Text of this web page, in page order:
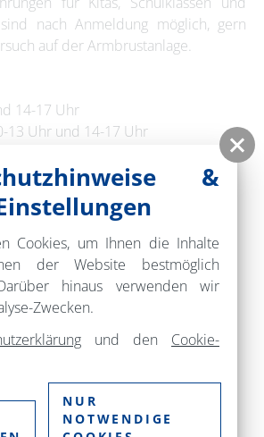
nach Anmeldung möglich, gern
auf der Armbrustanlage.
14-17 Uhr
13 Uhr und 14-17 Uhr
bei-berlin.de
&
Cookies, um Ihnen die Inhalte
der Website bestmöglich
hinaus verwenden wir
Zwecken.
und den Cookie-
NUR
NOTWENDIGE